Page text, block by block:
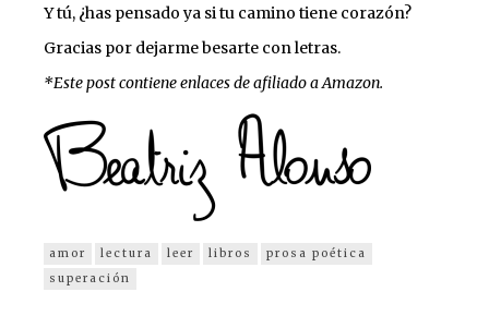
Y tú, ¿has pensado ya si tu camino tiene corazón?
Gracias por dejarme besarte con letras.
*Este post contiene enlaces de afiliado a Amazon.
amor lectura leer libros
prosa poética
superación